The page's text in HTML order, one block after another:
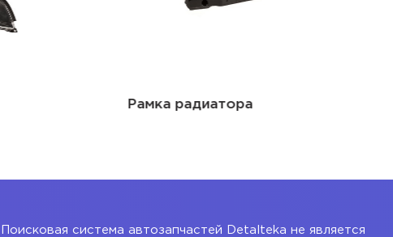
Рамка радиатора
Поисковая система автозапчастей Detalteka не является